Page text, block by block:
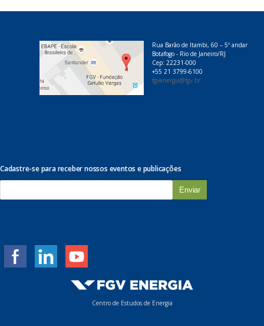
Rua Barão de Itambi, 60 – 5º andar
Botafogo - Rio de Janeiro/RJ
Cep: 22231-000
+55 21 3799-6100
fgvenergia@fgv.br
Cadastre-se para receber nossos eventos e publicações
m
Centro de Estudos de Energia